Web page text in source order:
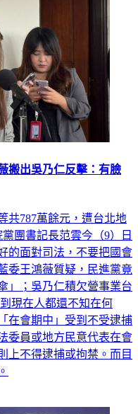
搬出吳乃仁反擊：有臉
共787萬餘元，遭台北地
團書記長范雲今（9）日
的面對司法，不要把國會
委王鴻薇質疑，民進黨竟
」；吳乃仁積欠營事業台
現在人都還不知在何
在會期中」受到不受逮捕
委員或地方民意代表在會
上不得逮捕或拘禁。而目